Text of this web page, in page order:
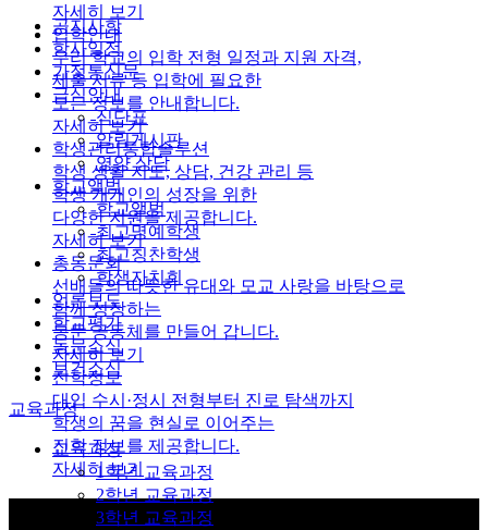
공지사항
학사일정
가정통신문
급식안내
식단표
알림게시판
영양 상담
학교앨범
학교앨범
최고명예학생
최고칭찬학생
학생자치회
언론보도
학교평가
동문소식
보건소식
교육과정
교육과정
1학년 교육과정
2학년 교육과정
3학년 교육과정
자세히 보기
입학안내
우리 학교의 입학 전형 일정과 지원 자격,
제출 서류 등 입학에 필요한
모든 정보를 안내합니다.
자세히 보기
학생관리통합솔루션
학생 생활 지도, 상담, 건강 관리 등
학생 개개인의 성장을 위한
다양한 지원을 제공합니다.
자세히 보기
총동문회
선배들의 따뜻한 유대와 모교 사랑을 바탕으로
함께 성장하는
동문 공동체를 만들어 갑니다.
자세히 보기
진학정보
대입 수시·정시 전형부터 진로 탐색까지
학생의 꿈을 현실로 이어주는
진학 정보를 제공합니다.
자세히 보기